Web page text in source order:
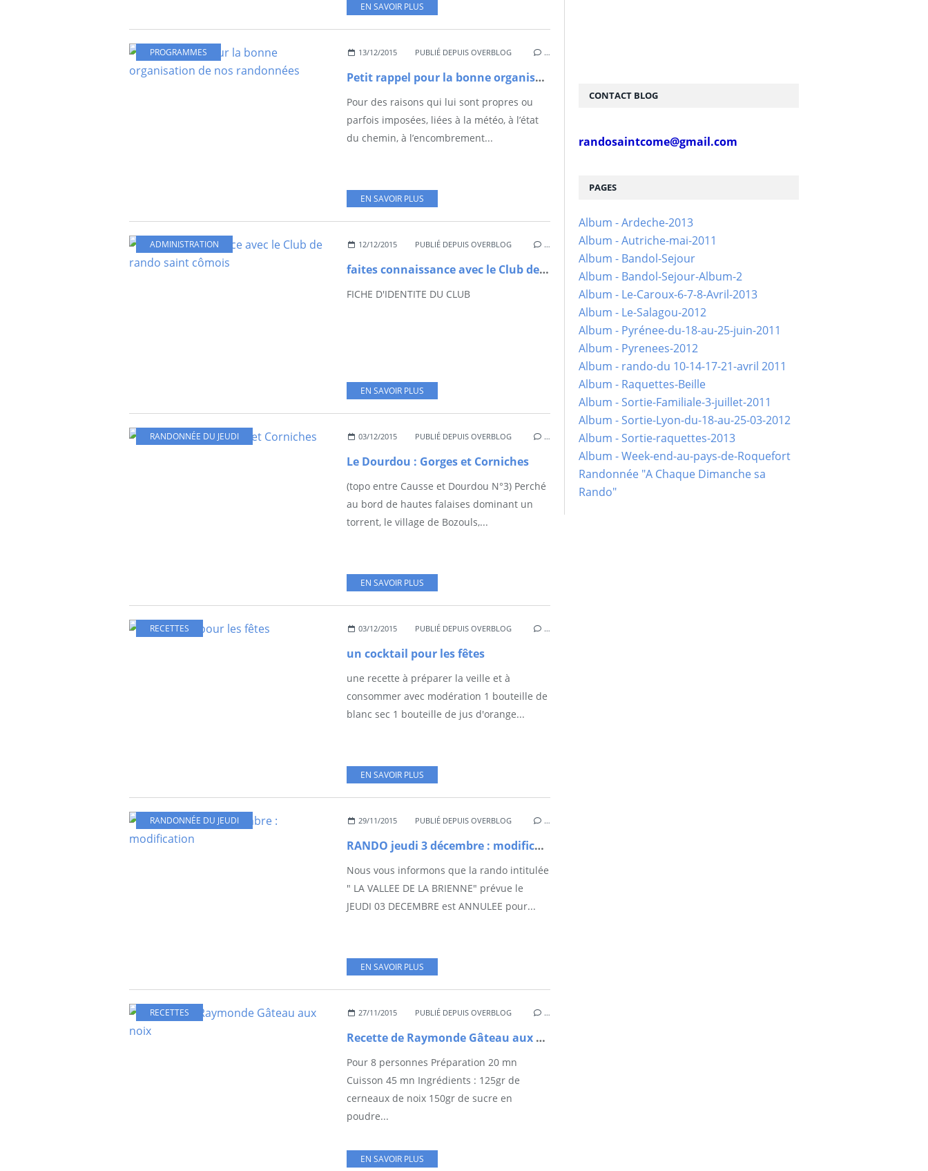
EN SAVOIR PLUS
PROGRAMMES 13/12/2015 PUBLIÉ DEPUIS OVERBLOG …
Petit rappel pour la bonne organisation de nos randonnées
Pour des raisons qui lui sont propres ou
parfois imposées, liées à la météo, à l’état
du chemin, à l’encombrement...
EN SAVOIR PLUS
ADMINISTRATION 12/12/2015 PUBLIÉ DEPUIS OVERBLOG …
faites connaissance avec le Club de rando saint cômois
FICHE D'IDENTITE DU CLUB
EN SAVOIR PLUS
RANDONNÉE DU JEUDI 03/12/2015 PUBLIÉ DEPUIS OVERBLOG …
Le Dourdou : Gorges et Corniches
(topo entre Causse et Dourdou N°3) Perché
au bord de hautes falaises dominant un
torrent, le village de Bozouls,...
EN SAVOIR PLUS
RECETTES 03/12/2015 PUBLIÉ DEPUIS OVERBLOG …
un cocktail pour les fêtes
une recette à préparer la veille et à
consommer avec modération 1 bouteille de
blanc sec 1 bouteille de jus d'orange...
EN SAVOIR PLUS
RANDONNÉE DU JEUDI 29/11/2015 PUBLIÉ DEPUIS OVERBLOG …
RANDO jeudi 3 décembre : modification
Nous vous informons que la rando intitulée
" LA VALLEE DE LA BRIENNE" prévue le
JEUDI 03 DECEMBRE est ANNULEE pour...
EN SAVOIR PLUS
RECETTES 27/11/2015 PUBLIÉ DEPUIS OVERBLOG …
Recette de Raymonde Gâteau aux noix
Pour 8 personnes Préparation 20 mn
Cuisson 45 mn Ingrédients : 125gr de
cerneaux de noix 150gr de sucre en
poudre...
EN SAVOIR PLUS
PAGES
Album - Ardeche-2013
Album - Autriche-mai-2011
Album - Bandol-Sejour
Album - Bandol-Sejour-Album-2
Album - Le-Caroux-6-7-8-Avril-2013
Album - Le-Salagou-2012
Album - Pyrénee-du-18-au-25-juin-2011
Album - Pyrenees-2012
Album - rando-du 10-14-17-21-avril 2011
Album - Raquettes-Beille
Album - Sortie-Familiale-3-juillet-2011
Album - Sortie-Lyon-du-18-au-25-03-2012
Album - Sortie-raquettes-2013
Album - Week-end-au-pays-de-Roquefort
Randonnée "A Chaque Dimanche sa
Rando"
CONTACT BLOG
randosaintcome@gmail.com